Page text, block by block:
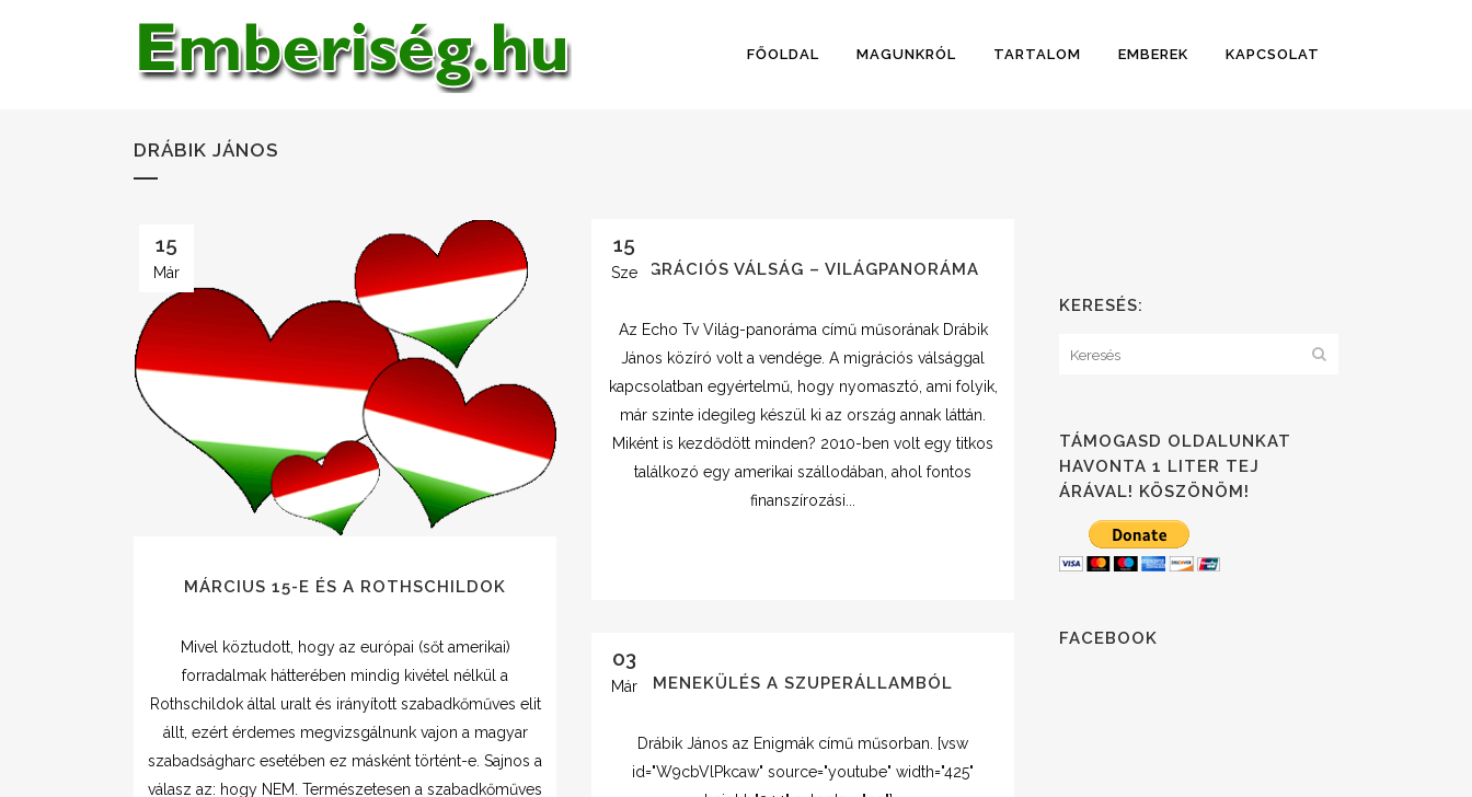
FŐOLDAL MAGUNKRÓL TARTALOM EMBEREK KAPCSOLAT
DRÁBIK JÁNOS
15
Már
MÁRCIUS 15-E ÉS A ROTHSCHILDOK
Mivel köztudott, hogy az európai (sőt amerikai)
forradalmak hátterében mindig kivétel nélkül a
Rothschildok által uralt és irányított szabadkőműves elit
állt, ezért érdemes megvizsgálnunk vajon a magyar
szabadságharc esetében ez másként történt-e. Sajnos a
válasz az: hogy NEM. Természetesen a szabadkőműves
15
SzeMIGRÁCIÓS VÁLSÁG – VILÁGPANORÁMA
Az Echo Tv Világ-panoráma című műsorának Drábik
János közíró volt a vendége. A migrációs válsággal
kapcsolatban egyértelmű, hogy nyomasztó, ami folyik,
már szinte idegileg készül ki az ország annak láttán.
Miként is kezdődött minden? 2010-ben volt egy titkos
találkozó egy amerikai szállodában, ahol fontos
finanszírozási...
03
Már MENEKÜLÉS A SZUPERÁLLAMBÓL
Drábik János az Enigmák című műsorban. [vsw
id="W9cbVlPkcaw" source="youtube" width="425"
KERESÉS:
TÁMOGASD OLDALUNKAT
HAVONTA 1 LITER TEJ
ÁRÁVAL! KÖSZÖNÖM!
FACEBOOK